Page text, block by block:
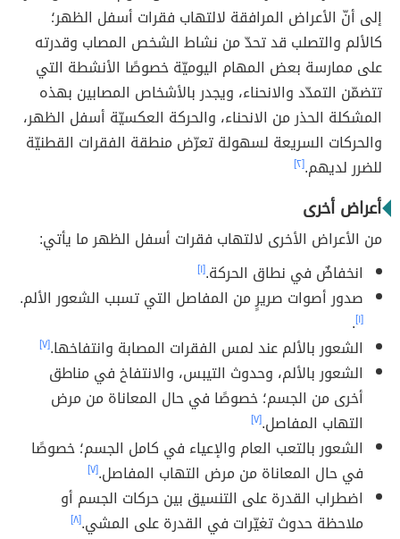
إلى أنّ الأعراض المرافقة لالتهاب فقرات أسفل الظهر؛
كالألم والتصلب قد تحدّ من نشاط الشخص المصاب وقدرته
على ممارسة بعض المهام اليوميّة خصوصًا الأنشطة التي
تتضمّن التمدّد والانحناء، ويجدر بالأشخاص المصابين بهذه
المشكلة الحذر من الانحناء، والحركة العكسيّة أسفل الظهر،
والحركات السريعة لسهولة تعرّض منطقة الفقرات القطنيّة
للضرر لديهم.[٢]
أعراض أخرى
من الأعراض الأخرى لالتهاب فقرات أسفل الظهر ما يأتي:
انخفاضٌ في نطاق الحركة.[١]
صدور أصوات صريرٍ من المفاصل التي تسبب الشعور الألم.
[١] .
الشعور بالألم عند لمس الفقرات المصابة وانتفاخها.[٧]
الشعور بالألم، وحدوث التيبس، والانتفاخ في مناطق
أخرى من الجسم؛ خصوصًا في حال المعاناة من مرض
التهاب المفاصل.[٧]
الشعور بالتعب العام والإعياء في كامل الجسم؛ خصوصًا
في حال المعاناة من مرض التهاب المفاصل.[٧]
اضطراب القدرة على التنسيق بين حركات الجسم أو
ملاحظة حدوث تغيّرات في القدرة على المشي.[٨]